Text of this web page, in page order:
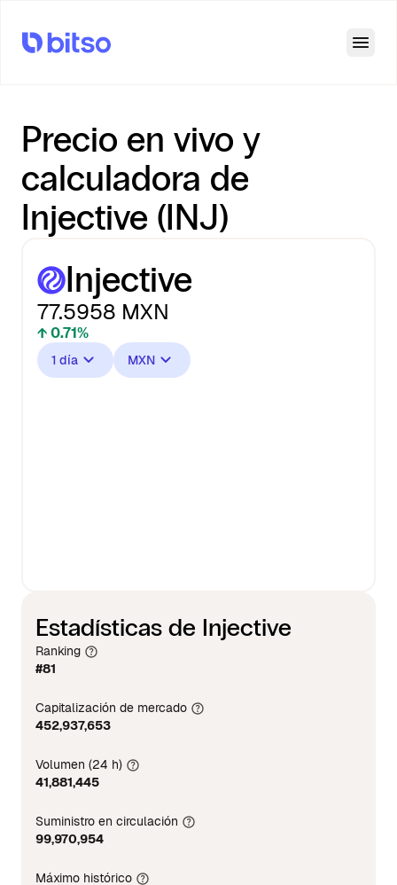
Precio en vivo y
calculadora de
Injective (INJ)
Injective
77.5958 MXN
↑ 0.71%
1 día MXN
Estadísticas de Injective
Ranking
#81
Capitalización de mercado
452,937,653
Volumen (24 h)
41,881,445
Suministro en circulación
99,970,954
Máximo histórico